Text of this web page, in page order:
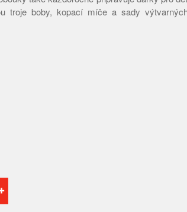
troje boby, kopací míče a sady